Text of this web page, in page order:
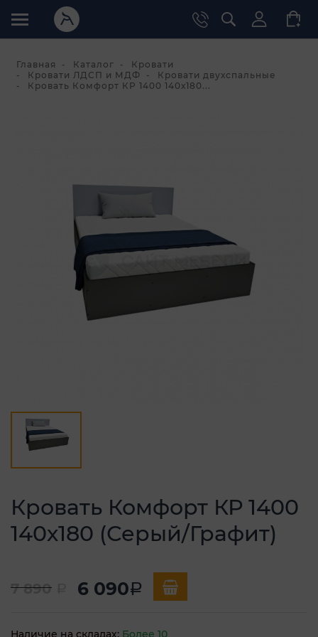
Главная Каталог
Кровати
Кровати ЛДСП и МДФ
Кровати двухспальные
Кровать Комфорт КР 1400 140х180...
Кровать Комфорт КР 1400
140х180 (Серый/Графит)
7 890 6 090a
Наличие на складах: Более 10